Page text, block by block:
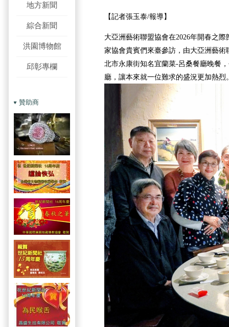
地方新聞
綜合新聞
洪園博物館
邱彰專欄
贊助商
【記者張玉泰/報導】
大亞洲藝術聯盟協會在2026年開春之
家協會貴賓們來臺參訪，由大亞洲藝
北市永康街知名宜蘭菜-呂桑餐廳晚餐
廳，讓本來就一位難求的盛況更加熱烈